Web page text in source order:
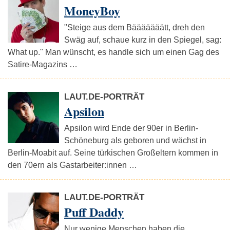
MoneyBoy
"Steige aus dem Bääääääätt, dreh den
Swäg auf, schaue kurz in den Spiegel, sag:
What up." Man wünscht, es handle sich um einen Gag des
Satire-Magazins …
LAUT.DE-PORTRÄT
Apsilon
Apsilon wird Ende der 90er in Berlin-
Schöneburg als geboren und wächst in
Berlin-Moabit auf. Seine türkischen Großeltern kommen in
den 70ern als Gastarbeiter:innen …
LAUT.DE-PORTRÄT
Puff Daddy